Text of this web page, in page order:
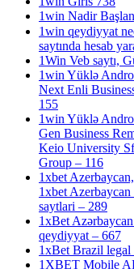
1win Nadir
1win qeydiyyat
saytında hesab
1Win Veb saytı,
1win Yüklə
Next Enli
155
1win Yüklə
Gen Business
Keio University
Group – 116
1xbet
1xbet
saytlari – 289
1xBet
qeydiyyat – 667
1xBet Brazil legal
1XBET Mobile